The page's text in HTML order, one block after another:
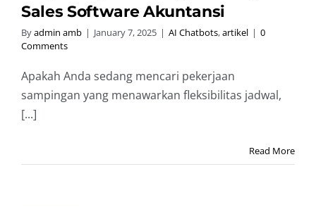
Sales Software Akuntansi
Byadmin amb | January 7, 2025 | AI Chatbots,artikel | 0
Comments
Apakah Anda sedang mencari pekerjaan
sampingan yang menawarkan fleksibilitas jadwal,
[...]
Read More